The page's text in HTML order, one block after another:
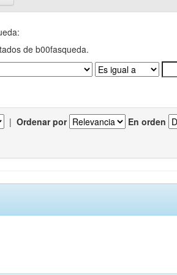
de b00fasqueda.
| Ordenar por En orden